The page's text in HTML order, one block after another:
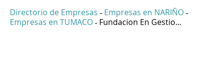
Directorio de Empresas - Empresas en NARIÑO -
Empresas en TUMACO - Fundacion En Gestio...